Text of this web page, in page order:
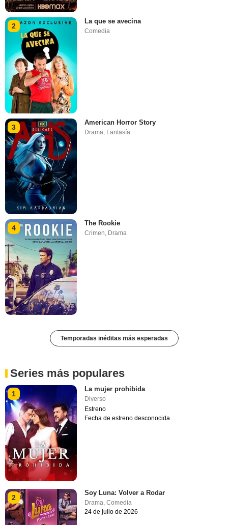
2
La que se avecina
Comedia
3
American Horror Story
Drama Fantasía
4
The Rookie
Crimen, Drama
Temporadas inéditas más esperadas
Series más populares
1
La mujer prohibida
Diverso
Estreno
Fecha de estreno desconocida
2
Soy Luna: Volver a Rodar
Drama ,Comedia
24 de julio de 2026